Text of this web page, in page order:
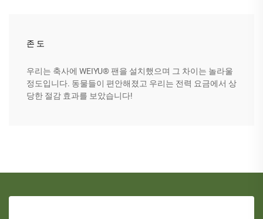
존 도
우리는 축사에 WEIYU® 팬을 설치했으며 그 차이는 놀라울
정도입니다. 동물들이 편안해졌고 우리는 전력 요금에서 상
당한 절감 효과를 보았습니다!